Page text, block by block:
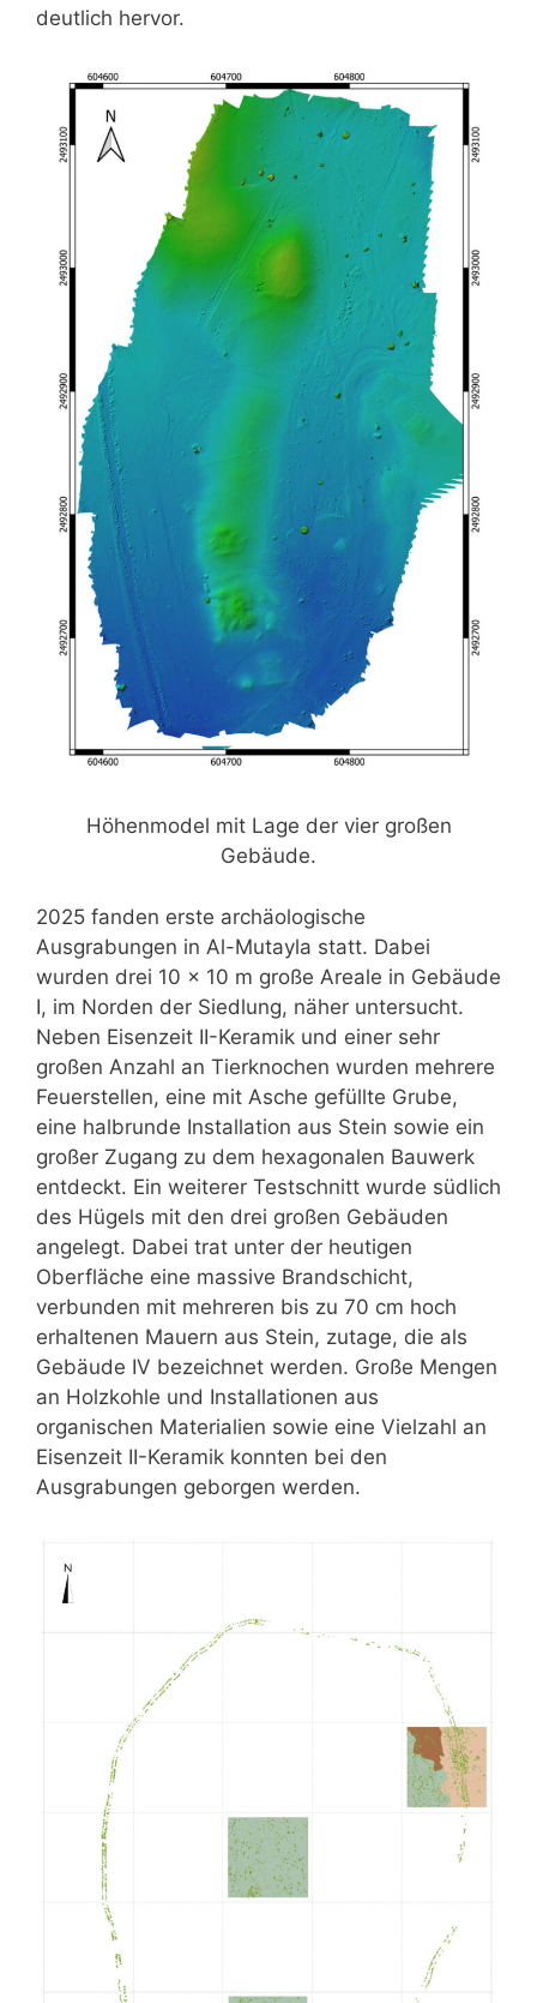
deutlich hervor.
Höhenmodel mit Lage der vier großen
Gebäude.
2025 fanden erste archäologische
Ausgrabungen in Al-Mutayla statt. Dabei
wurden drei 10 x 10 m große Areale in Gebäude
I, im Norden der Siedlung, näher untersucht.
Neben Eisenzeit II-Keramik und einer sehr
großen Anzahl an Tierknochen wurden mehrere
Feuerstellen, eine mit Asche gefüllte Grube,
eine halbrunde Installation aus Stein sowie ein
großer Zugang zu dem hexagonalen Bauwerk
entdeckt. Ein weiterer Testschnitt wurde südlich
des Hügels mit den drei großen Gebäuden
angelegt. Dabei trat unter der heutigen
Oberfläche eine massive Brandschicht,
verbunden mit mehreren bis zu 70 cm hoch
erhaltenen Mauern aus Stein, zutage, die als
Gebäude IV bezeichnet werden. Große Mengen
an Holzkohle und Installationen aus
organischen Materialien sowie eine Vielzahl an
Eisenzeit II-Keramik konnten bei den
Ausgrabungen geborgen werden.